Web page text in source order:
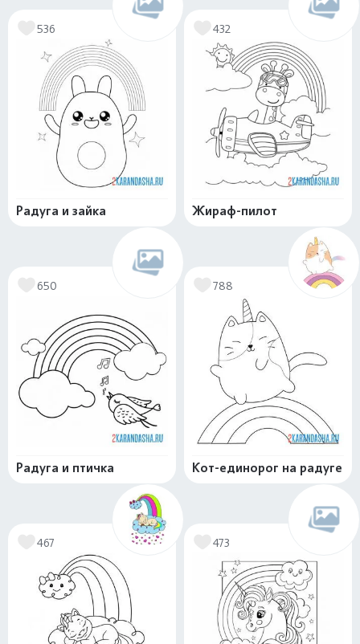
536
Радуга и зайка
432
Жираф-пилот
650
Радуга и птичка
788
Кот-единорог на радуге
467 473